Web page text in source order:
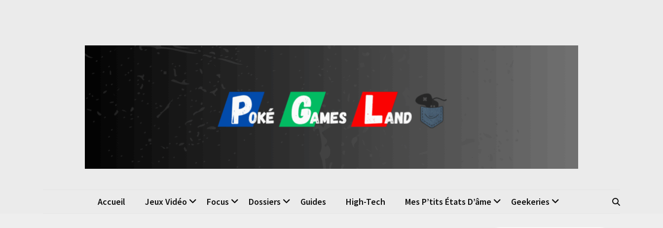
Poké Games Land
La passion du jeu vidéo
Accueil Jeux Vidéo Focus Dossiers Guides High-Tech Mes P’tits États D’âme Geekeries